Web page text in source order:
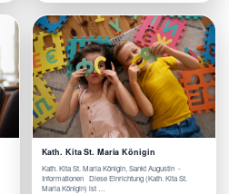
Kath. Kita St. Maria Königin
Kath. Kita St. Maria Königin, Sankt Augustin -
Informationen Diese Einrichtung (Kath. Kita St.
Maria Königin) ist …